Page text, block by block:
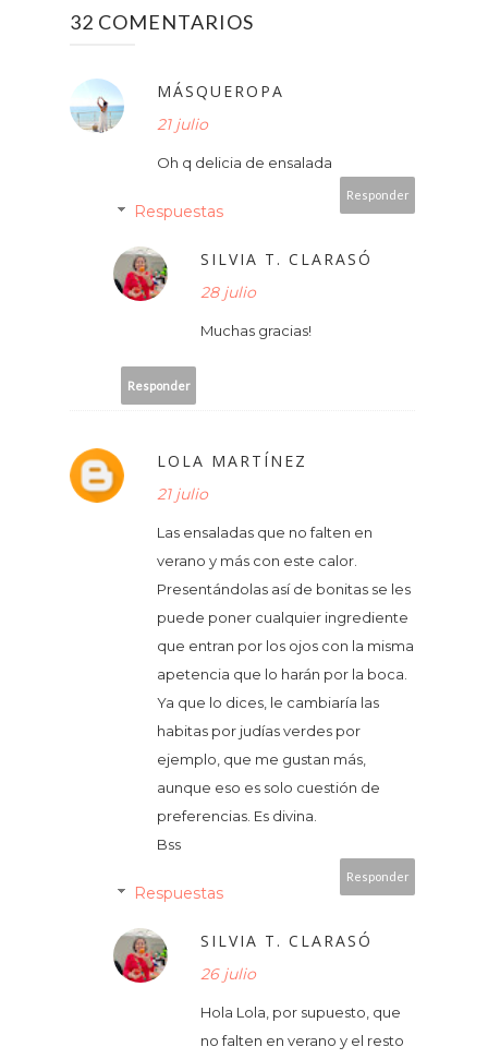
32 COMENTARIOS
MÁSQUEROPA
21 julio
Oh q delicia de ensalada
Responder
Respuestas
SILVIA T. CLARASÓ
28 julio
Muchas gracias!
Responder
LOLA MARTÍNEZ
21 julio
Las ensaladas que no falten en
verano y más con este calor.
Presentándolas así de bonitas se les
puede poner cualquier ingrediente
que entran por los ojos con la misma
apetencia que lo harán por la boca.
Ya que lo dices, le cambiaría las
habitas por judías verdes por
ejemplo, que me gustan más,
aunque eso es solo cuestión de
preferencias. Es divina.
Bss
Responder
Respuestas
SILVIA T. CLARASÓ
26 julio
Hola Lola, por supuesto, que
no falten en verano y el resto